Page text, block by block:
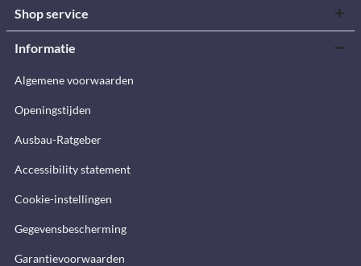
Shop service
Informatie
Algemene voorwaarden
Openingstijden
Ausbau-Ratgeber
Accessibility statement
Cookie-instellingen
Gegevensbescherming
Garantievoorwaarden